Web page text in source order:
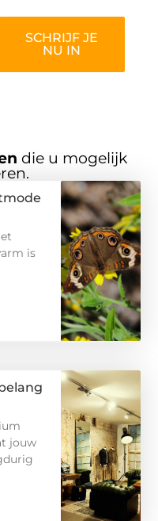
SCHRIJF JE
NU IN
die u mogelijk
is
jouw